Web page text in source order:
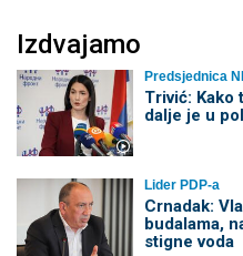
Izdvajamo
Predsjednica
Trivić: Kako
dalje je u
Lider PDP-a
Crnadak:
budalama,
stigne voda